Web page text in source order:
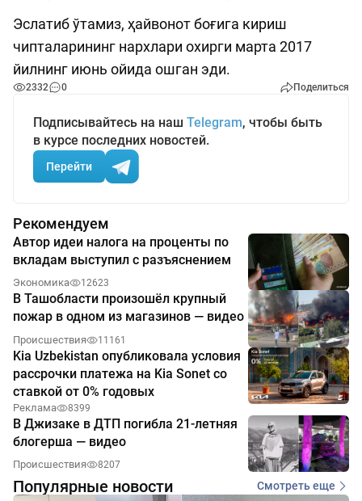
Эслатиб ўтамиз, ҳайвонот боғига кириш
чипталарининг нархлари охирги марта 2017
йилнинг июнь ойида ошган эди.
2332 0 Поделиться
Подписывайтесь на наш Telegram, чтобы быть
в курсе последних новостей.
Перейти
Рекомендуем
Автор идеи налога на проценты по
вкладам выступил с разъяснением
Экономика 12623
В Ташобласти произошёл крупный
пожар в одном из магазинов — видео
Происшествия 11161
Kia Uzbekistan опубликовала условия
рассрочки платежа на Kia Sonet со
ставкой от 0% годовых
Реклама 8399
В Джизаке в ДТП погибла 21-летняя
блогерша — видео
Происшествия 8207
Популярные новости Смотреть еще